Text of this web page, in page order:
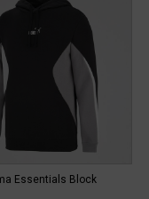
Essentials Block